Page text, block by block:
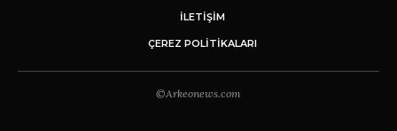
İLETIŞIM
ÇEREZ POLITIKALARI
©Arkeonews.com